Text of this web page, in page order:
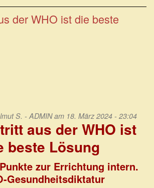
der WHO ist die beste
S. - ADMINam 18. März 2024 - 23:04
aus der WHO ist
beste Lösung
zur Errichtung intern.
Gesundheitsdiktatur